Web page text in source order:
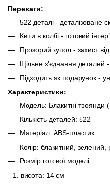
Переваги:
522 деталі - деталізоване
Квіти в колбі - готовий
Прозорий купол - захист
Щільне з’єднання деталей -
Підходить як подарунок -
Характеристики:
Модель: Блакитні троянди
Кількість деталей: 522
Матеріал: ABS-пластик
Колір: блакитний,
Розмір готової моделі:
висота: 14 см